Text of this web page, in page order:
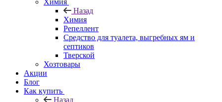
Назад
Химия
Репеллент
Средство для туалета, выгребных ям и
септиков
Тверской
Хозтовары
Акции
Блог
Как купить
Назад